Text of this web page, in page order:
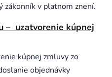
v platnom znení.
– uzatvorenie kúpnej
kúpnej zmluvy zo
objednávky